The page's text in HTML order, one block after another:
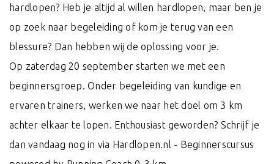
hardlopen? Heb je altijd al willen hardlopen, maar ben je
op zoek naar begeleiding of kom je terug van een
blessure? Dan hebben wij de oplossing voor je.
Op zaterdag 20 september starten we met een
beginnersgroep. Onder begeleiding van kundige en
ervaren trainers, werken we naar het doel om 3 km
achter elkaar te lopen. Enthousiast geworden? Schrijf je
dan vandaag nog in via Hardlopen.nl - Beginnerscursus